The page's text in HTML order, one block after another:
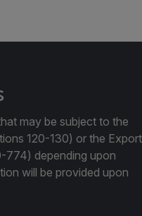
may be subject to the
120-130) or the Export
774) depending upon
will be provided upon